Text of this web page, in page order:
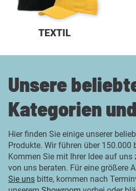
TEXTIL
Unsere
Kategorien
Hier finden Sie einige unserer
Produkte. Wir führen über 150.000
Kommen Sie mit Ihrer Idee auf uns
von uns beraten. Für eine größere
Sie uns bitte, kommen nach